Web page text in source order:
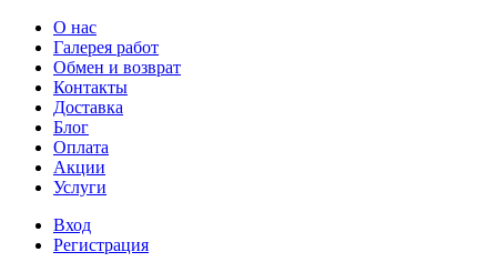
О нас
Галерея работ
Обмен и возврат
Контакты
Доставка
Блог
Оплата
Акции
Услуги
Вход
Регистрация